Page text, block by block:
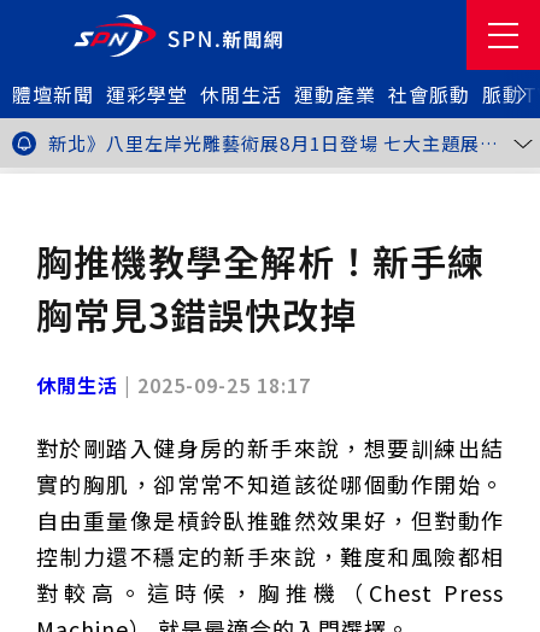
體壇新聞 運彩學堂 休閒生活 運動產業 社會脈動 脈動
金牌搖籃驚傳「球荒」！江啟臣偕運彩公會挺萬和國
中，捐贈 1800 顆羽球助小將 4 月全中運奪金
台中》15分鐘的診療，13年的堅持！ 中山醫大牙醫系
跨海義診13年
新北》八里左岸光雕藝術展8月1日登場 七大主題展區
打造夏夜光影盛宴
台中》中聯油脂案釀全民恐慌 議員張芬郁質詢轟食安稽
適圈」祕笈
台中》食安風暴擴大 中彰投苗縣市長參選人提「食安聯
防治理平台」等3主張
台中》中山醫大攜手新創登陸亞洲生技展 發表「微奈米
眼用鏡片」等13項臨床研發技術
高雄》啟用近30年迎來外觀與結構重塑 高雄旗津輪渡
站改造完工啟用
縮短藥效等待期！中山附醫引進速效抗憂鬱鼻噴劑 24
正式啟用
專題人物》我不是會長，是歐巴桑！」穆閩珠自掏腰包
30年守護帕運選手
台中》甜點烘焙成憂鬱症處方箋！25歲「準醫學生」靠
台中》中捷聯名VTuber活動告捷 首5日運量增24%周
邊營收破250萬
台中》看好綠美圖 大巨蛋商機！星享道攜手萬豪 打造
中部首間雅樂軒酒店
THE世界大學影響力排名公佈 中山醫大SDG3獲全球第
23名、全台醫學大學第3名
桃園市籌備115年全民運動會 體育局：預計9月前完成
重要前置作業
2026年金星最佳觀賞期將至 週五日落後仰角達全年最
高
台中》中山醫大響應「30+大學計畫」 推出餐飲經營與
高齡照護學分專班
三星伴月聯手金星近鬼宿星團 端午連假西方低空上演天
文秀
台中》端午節前勞累驚覺單側無力 攤商「亞急性腦出
胸推機教學全解析！新手練
胸常見3錯誤快改掉
休閒生活 | 2025-09-25 18:17
對於剛踏入健身房的新手來說，想要訓練出結
實的胸肌，卻常常不知道該從哪個動作開始。
自由重量像是槓鈴臥推雖然效果好，但對動作
控制力還不穩定的新手來說，難度和風險都相
對較高。這時候，胸推機（Chest Press